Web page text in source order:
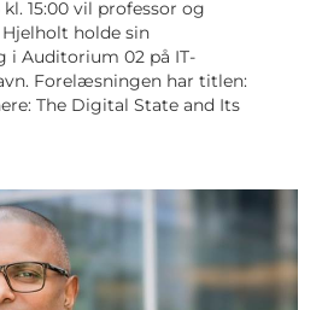
15:00 vil professor og
holde sin
Auditorium 02 på IT-
Forelæsningen har titlen:
The Digital State and Its